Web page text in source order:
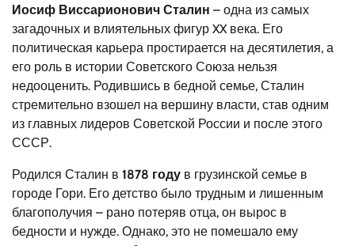
Иосиф Виссарионович Сталин – одна из самых
загадочных и влиятельных фигур XX века. Его
политическая карьера простирается на десятилетия, а
его роль в истории Советского Союза нельзя
недооценить. Родившись в бедной семье, Сталин
стремительно взошел на вершину власти, став одним
из главных лидеров Советской России и после этого
СССР.
Родился Сталин в 1878 году в грузинской семье в
городе Гори. Его детство было трудным и лишенным
благополучия – рано потеряв отца, он вырос в
бедности и нужде. Однако, это не помешало ему